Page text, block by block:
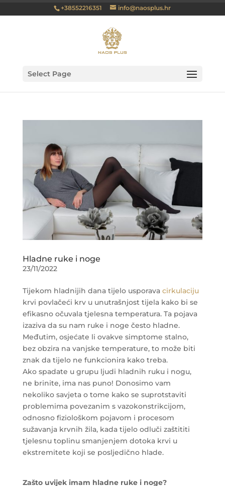
+38552216351 info@naosplus.hr
Select Page
Hladne ruke i noge
23/11/2022
Tijekom hladnijih dana tijelo usporava cirkulaciju
krvi povlačeći krv u unutrašnjost tijela kako bi se
efikasno očuvala tjelesna temperatura. Ta pojava
izaziva da su nam ruke i noge često hladne.
Međutim, osjećate li ovakve simptome stalno,
bez obzira na vanjske temperature, to može biti
znak da tijelo ne funkcionira kako treba.
Ako spadate u grupu ljudi hladnih ruku i nogu,
ne brinite, ima nas puno! Donosimo vam
nekoliko savjeta o tome kako se suprotstaviti
problemima povezanim s vazokonstrikcijom,
odnosno fiziološkom pojavom i procesom
sužavanja krvnih žila, kada tijelo odluči zaštititi
tjelesnu toplinu smanjenjem dotoka krvi u
ekstremitete koji se posljedično hlade.
Zašto uvijek imam hladne ruke i noge?